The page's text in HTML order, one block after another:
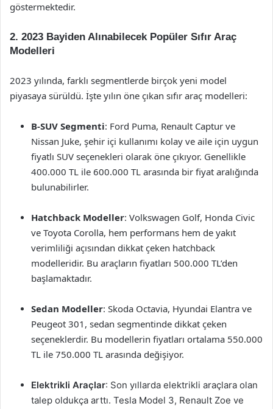
göstermektedir.
2. 2023 Bayiden Alınabilecek Popüler Sıfır Araç
Modelleri
2023 yılında, farklı segmentlerde birçok yeni model
piyasaya sürüldü. İşte yılın öne çıkan sıfır araç modelleri:
B-SUV Segmenti: Ford Puma, Renault Captur ve
Nissan Juke, şehir içi kullanımı kolay ve aile için uygun
fiyatlı SUV seçenekleri olarak öne çıkıyor. Genellikle
400.000 TL ile 600.000 TL arasında bir fiyat aralığında
bulunabilirler.
Hatchback Modeller: Volkswagen Golf, Honda Civic
ve Toyota Corolla, hem performans hem de yakıt
verimliliği açısından dikkat çeken hatchback
modelleridir. Bu araçların fiyatları 500.000 TL’den
başlamaktadır.
Sedan Modeller: Skoda Octavia, Hyundai Elantra ve
Peugeot 301, sedan segmentinde dikkat çeken
seçeneklerdir. Bu modellerin fiyatları ortalama 550.000
TL ile 750.000 TL arasında değişiyor.
Elektrikli Araçlar: Son yıllarda elektrikli araçlara olan
talep oldukça arttı. Tesla Model 3, Renault Zoe ve